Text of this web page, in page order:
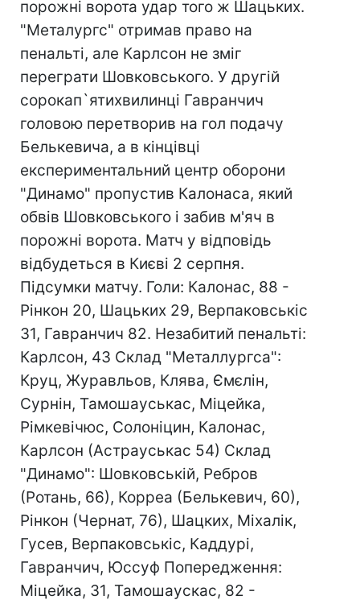
порожні ворота удар того ж Шацьких.
"Металургс" отримав право на
пенальті, але Карлсон не зміг
переграти Шовковського. У другій
сорокап`ятихвилинці Гавранчич
головою перетворив на гол подачу
Белькевича, а в кінцівці
експериментальний центр оборони
"Динамо" пропустив Калонаса, який
обвів Шовковського і забив м'яч в
порожні ворота. Матч у відповідь
відбудеться в Києві 2 серпня.
Підсумки матчу. Голи: Калонас, 88 -
Рінкон 20, Шацьких 29, Верпаковськіс
31, Гавранчич 82. Незабитий пенальті:
Карлсон, 43 Склад "Металлургса":
Круц, Журавльов, Клява, Ємєлін,
Сурнін, Тамошауськас, Міцейка,
Рімкевічюс, Солоніцин, Калонас,
Карлсон (Астрауськас 54) Склад
"Динамо": Шовковській, Ребров
(Ротань, 66), Корреа (Белькевич, 60),
Рінкон (Чернат, 76), Шацких, Міхалік,
Гусев, Верпаковськіс, Каддурі,
Гавранчич, Юссуф Попередження:
Міцейка, 31, Тамошаускас, 82 -